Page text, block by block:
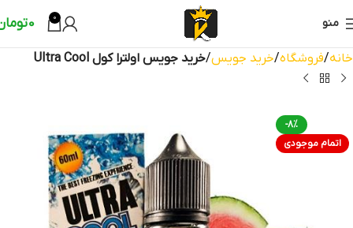
منو 0
0
خانه فروشگاه خرید جویس خرید جویس اولترا کول Ultra Cool
-8%
اتمام موجودی